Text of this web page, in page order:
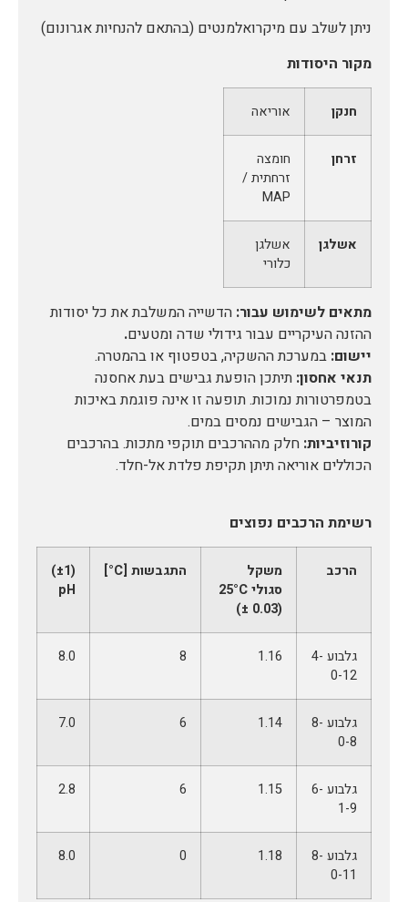
ניתן לשלב עם מיקרואלמנטים (בהתאם להנחיות אגרונום)
מקור היסודות
חנקן אוריאה
זרחן
חומצה
זרחתית /
MAP
אשלגן
אשלגן
כלורי
מתאים לשימוש עבור: הדשייה המשלבת את כל יסודות
ההזנה העיקריים עבור גידולי שדה ומטעים.
יישום: במערכת ההשקיה, בטפטוף או בהמטרה.
תנאי אחסון: תיתכן הופעת גבישים בעת אחסנה
בטמפרטורות נמוכות. תופעה זו אינה פוגמת באיכות
המוצר – הגבישים נמסים במים.
קורוזיביות: חלק מההרכבים תוקפי מתכות. בהרכבים
הכוללים אוריאה תיתן תקיפת פלדת אל-חלד.
רשימת הרכבים נפוצים
הרכב
משקל
סגולי 25°C
(0.03 ±)
התגבשות [C°]
(±1)
pH
גלבוע 4-
0-12
1.16
8
8.0
גלבוע 8-
0-8
1.14
6
7.0
גלבוע 6-
1-9
1.15
6
2.8
גלבוע 8-
0-11
1.18
0
8.0